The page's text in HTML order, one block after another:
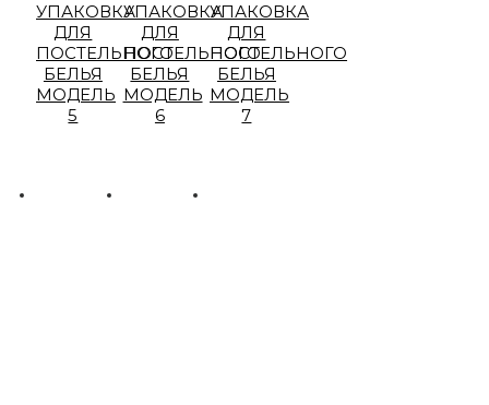
УПАКОВКА
ДЛЯ
ПОСТЕЛЬНОГО
БЕЛЬЯ
МОДЕЛЬ
5
УПАКОВКА
ДЛЯ
ПОСТЕЛЬНОГО
БЕЛЬЯ
МОДЕЛЬ
6
УПАКОВКА
ДЛЯ
ПОСТЕЛЬНОГО
БЕЛЬЯ
МОДЕЛЬ
7